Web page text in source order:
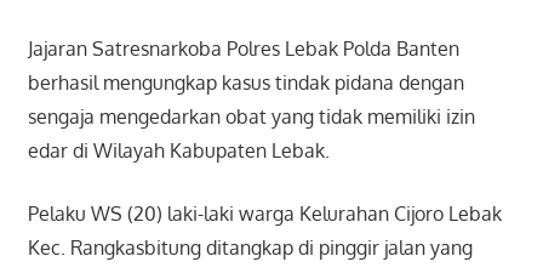
Jajaran Satresnarkoba Polres Lebak Polda Banten
berhasil mengungkap kasus tindak pidana dengan
sengaja mengedarkan obat yang tidak memiliki izin
edar di Wilayah Kabupaten Lebak.
Pelaku WS (20) laki-laki warga Kelurahan Cijoro Lebak
Kec. Rangkasbitung ditangkap di pinggir jalan yang